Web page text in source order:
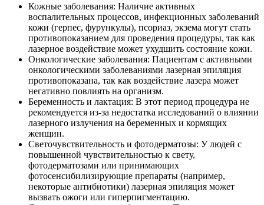
Кожные заболевания: Наличие активных
воспалительных процессов, инфекционных заболеваний
кожи (герпес, фурункулы), псориаз, экзема могут стать
противопоказанием для проведения процедуры, так как
лазерное воздействие может ухудшить состояние кожи.
Онкологические заболевания: Пациентам с активными
онкологическими заболеваниями лазерная эпиляция
противопоказана, так как воздействие лазера может
негативно повлиять на организм.
Беременность и лактация: В этот период процедура не
рекомендуется из-за недостатка исследований о влиянии
лазерного излучения на беременных и кормящих
женщин.
Светочувствительность и фотодерматозы: У людей с
повышенной чувствительностью к свету,
фотодерматозами или принимающих
фотосенсибилизирующие препараты (например,
некоторые антибиотики) лазерная эпиляция может
вызвать ожоги или гиперпигментацию.